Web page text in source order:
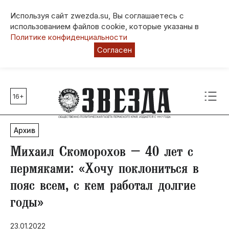
Используя сайт zwezda.su, Вы соглашаетесь с
использованием файлов cookie, которые указаны в
Политике конфиденциальности
Согласен
Главные темы
80 лет Победы
Молодежная столица РФ
СВО
Выборы в Пермском крае
Социальная поддержка
Инфраструктура
Благоустройство
16+
Архив
Михаил Скоморохов – 40 лет с
пермяками: «Хочу поклониться в
пояс всем, с кем работал долгие
годы»
23.01.2022